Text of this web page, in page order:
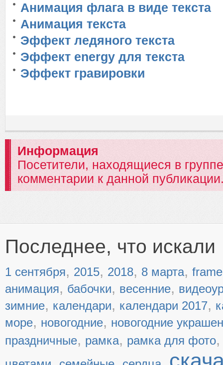
Анимация флага в виде текста
Анимация текста
Эффект ледяного текста
Эффект energy для текста
Эффект гравировки
Информация
Посетители, находящиеся в
комментарии к данной
Последнее, что искали
1 сентября, 2015, 2018, 8 марта, frame
анимация, бабочки, весенние,
зимние, календари, календари 2017,
море, новогодние, новогодние
праздничные, рамка, рамка для фото